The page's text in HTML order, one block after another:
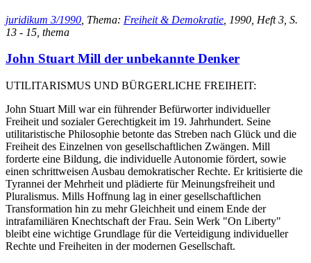
juridikum 3/1990 , Thema: Freiheit & Demokratie , 1990, Heft 3, S.
13 - 15, thema
John Stuart Mill der unbekannte Denker
UTILITARISMUS UND BÜRGERLICHE FREIHEIT:
John Stuart Mill war ein führender Befürworter individueller
Freiheit und sozialer Gerechtigkeit im 19. Jahrhundert. Seine
utilitaristische Philosophie betonte das Streben nach Glück und die
Freiheit des Einzelnen von gesellschaftlichen Zwängen. Mill
forderte eine Bildung, die individuelle Autonomie fördert, sowie
einen schrittweisen Ausbau demokratischer Rechte. Er kritisierte die
Tyrannei der Mehrheit und plädierte für Meinungsfreiheit und
Pluralismus. Mills Hoffnung lag in einer gesellschaftlichen
Transformation hin zu mehr Gleichheit und einem Ende der
intrafamiliären Knechtschaft der Frau. Sein Werk "On Liberty"
bleibt eine wichtige Grundlage für die Verteidigung individueller
Rechte und Freiheiten in der modernen Gesellschaft.